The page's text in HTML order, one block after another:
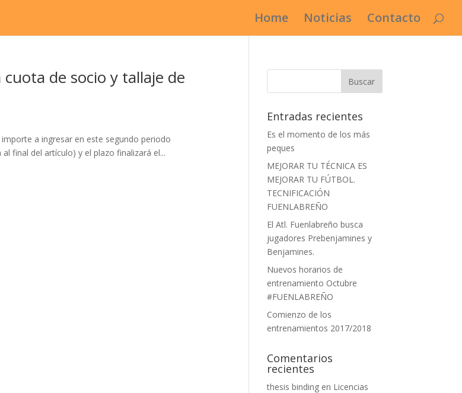
Home Noticias Contacto
de socio y tallaje de
a ingresar en este segundo periodo
final del artículo) y el plazo finalizará el...
Entradas recientes
Es el momento de los más
peques
MEJORAR TU TÉCNICA ES
MEJORAR TU FÚTBOL.
TECNIFICACIÓN
FUENLABREÑO
El Atl. Fuenlabreño busca
jugadores Prebenjamines y
Benjamines.
Nuevos horarios de
entrenamiento Octubre
#FUENLABREÑO
Comienzo de los
entrenamientos 2017/2018
Comentarios
recientes
thesis binding en Licencias